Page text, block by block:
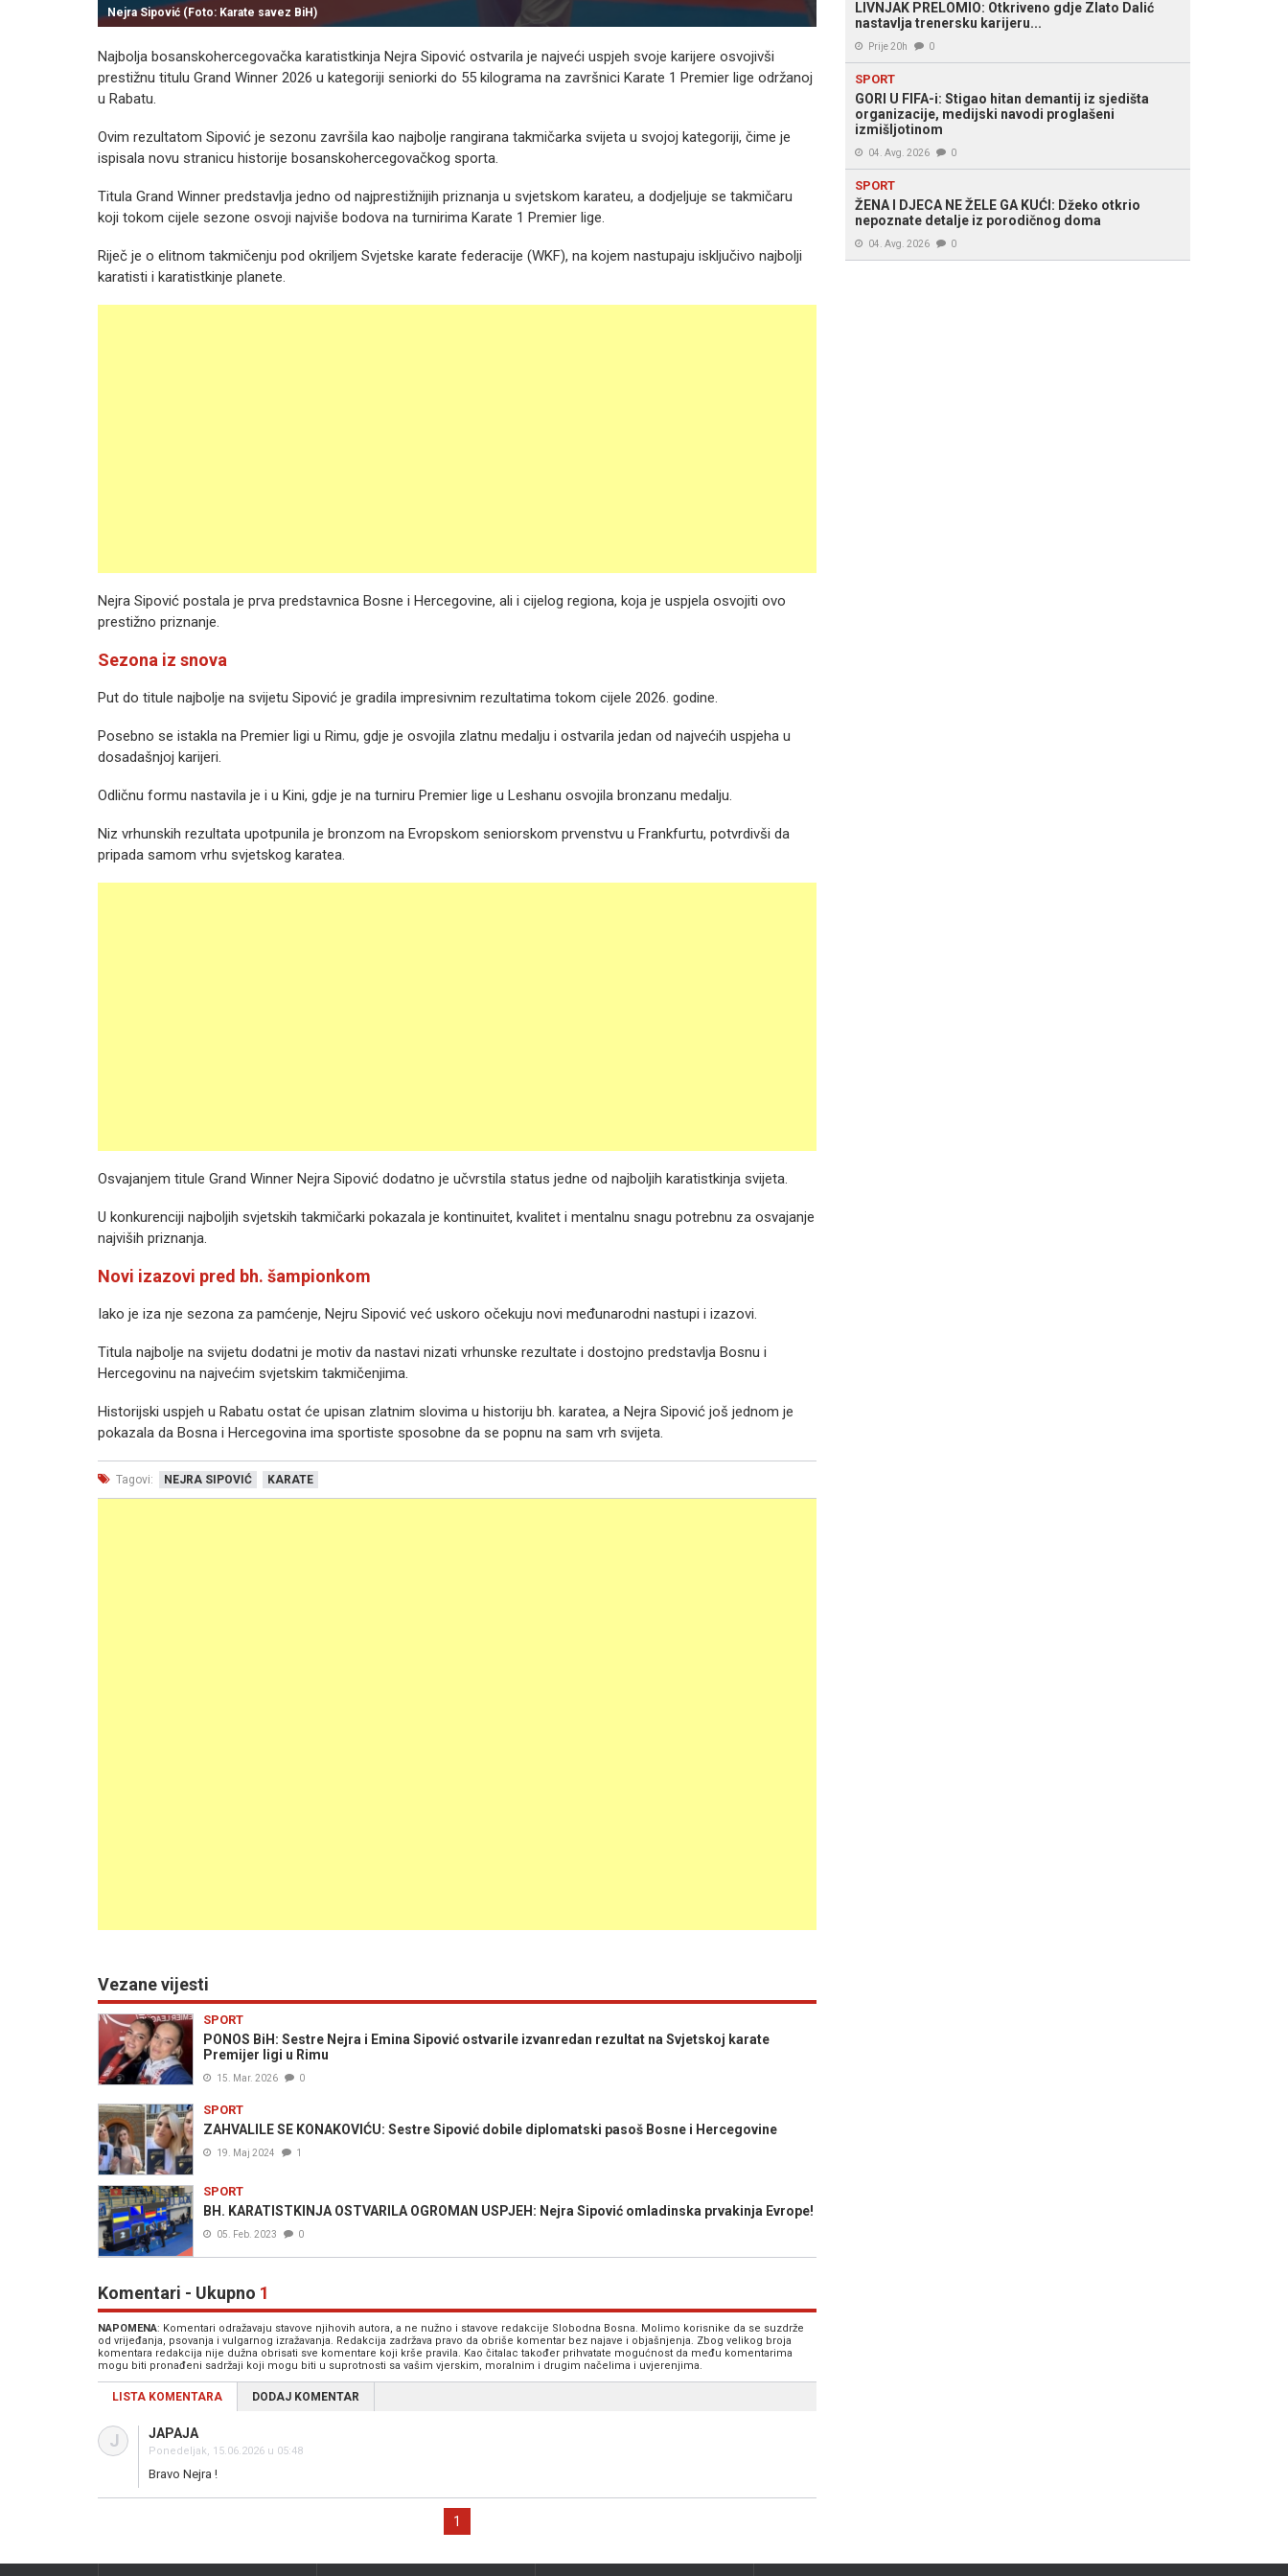
Nejra Sipović (Foto: Karate savez BiH)
Najbolja bosanskohercegovačka karatistkinja Nejra Sipović ostvarila je najveći uspjeh svoje karijere osvojivši
prestižnu titulu Grand Winner 2026 u kategoriji seniorki do 55 kilograma na završnici Karate 1 Premier lige održanoj
u Rabatu.
Ovim rezultatom Sipović je sezonu završila kao najbolje rangirana takmičarka svijeta u svojoj kategoriji, čime je
ispisala novu stranicu historije bosanskohercegovačkog sporta.
Titula Grand Winner predstavlja jedno od najprestižnijih priznanja u svjetskom karateu, a dodjeljuje se takmičaru
koji tokom cijele sezone osvoji najviše bodova na turnirima Karate 1 Premier lige.
Riječ je o elitnom takmičenju pod okriljem Svjetske karate federacije (WKF), na kojem nastupaju isključivo najbolji
karatisti i karatistkinje planete.
Nejra Sipović postala je prva predstavnica Bosne i Hercegovine, ali i cijelog regiona, koja je uspjela osvojiti ovo
prestižno priznanje.
Sezona iz snova
Put do titule najbolje na svijetu Sipović je gradila impresivnim rezultatima tokom cijele 2026. godine.
Posebno se istakla na Premier ligi u Rimu, gdje je osvojila zlatnu medalju i ostvarila jedan od najvećih uspjeha u
dosadašnjoj karijeri.
Odličnu formu nastavila je i u Kini, gdje je na turniru Premier lige u Leshanu osvojila bronzanu medalju.
Niz vrhunskih rezultata upotpunila je bronzom na Evropskom seniorskom prvenstvu u Frankfurtu, potvrdivši da
pripada samom vrhu svjetskog karatea.
Osvajanjem titule Grand Winner Nejra Sipović dodatno je učvrstila status jedne od najboljih karatistkinja svijeta.
U konkurenciji najboljih svjetskih takmičarki pokazala je kontinuitet, kvalitet i mentalnu snagu potrebnu za osvajanje
najviših priznanja.
Novi izazovi pred bh. šampionkom
Iako je iza nje sezona za pamćenje, Nejru Sipović već uskoro očekuju novi međunarodni nastupi i izazovi.
Titula najbolje na svijetu dodatni je motiv da nastavi nizati vrhunske rezultate i dostojno predstavlja Bosnu i
Hercegovinu na najvećim svjetskim takmičenjima.
Historijski uspjeh u Rabatu ostat će upisan zlatnim slovima u historiju bh. karatea, a Nejra Sipović još jednom je
pokazala da Bosna i Hercegovina ima sportiste sposobne da se popnu na sam vrh svijeta.
Tagovi: NEJRA SIPOVIĆ KARATE
Vezane vijesti
SPORT
PONOS BiH: Sestre Nejra i Emina Sipović ostvarile izvanredan rezultat na Svjetskoj karate
Premijer ligi u Rimu
15. Mar. 2026 0
SPORT
ZAHVALILE SE KONAKOVIĆU: Sestre Sipović dobile diplomatski pasoš Bosne i Hercegovine
19. Maj 2024 1
SPORT
BH. KARATISTKINJA OSTVARILA OGROMAN USPJEH: Nejra Sipović omladinska prvakinja Evrope!
05. Feb. 2023 0
Komentari - Ukupno 1
NAPOMENA: Komentari odražavaju stavove njihovih autora, a ne nužno i stavove redakcije Slobodna Bosna. Molimo korisnike da se suzdrže
od vrijeđanja, psovanja i vulgarnog izražavanja. Redakcija zadržava pravo da obriše komentar bez najave i objašnjenja. Zbog velikog broja
komentara redakcija nije dužna obrisati sve komentare koji krše pravila. Kao čitalac također prihvatate mogućnost da među komentarima
mogu biti pronađeni sadržaji koji mogu biti u suprotnosti sa vašim vjerskim, moralnim i drugim načelima i uvjerenjima.
LISTA KOMENTARA DODAJ KOMENTAR
J JAPAJA
Ponedeljak, 15.06.2026 u 05:48
Bravo Nejra !
1
LIVNJAK PRELOMIO: Otkriveno gdje Zlato Dalić
nastavlja trenersku karijeru...
Prije 20h 0
SPORT
GORI U FIFA-i: Stigao hitan demantij iz sjedišta
organizacije, medijski navodi proglašeni
izmišljotinom
04. Avg. 2026 0
SPORT
ŽENA I DJECA NE ŽELE GA KUĆI: Džeko otkrio
nepoznate detalje iz porodičnog doma
04. Avg. 2026 0